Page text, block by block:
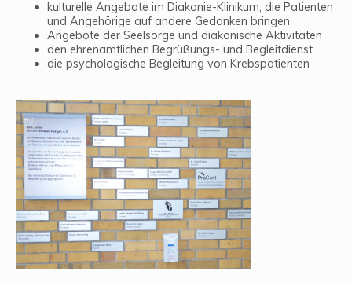
kulturelle Angebote im Diakonie-Klinikum, die Patienten
und Angehörige auf andere Gedanken bringen
Angebote der Seelsorge und diakonische Aktivitäten
den ehrenamtlichen Begrüßungs- und Begleitdienst
die psychologische Begleitung von Krebspatienten